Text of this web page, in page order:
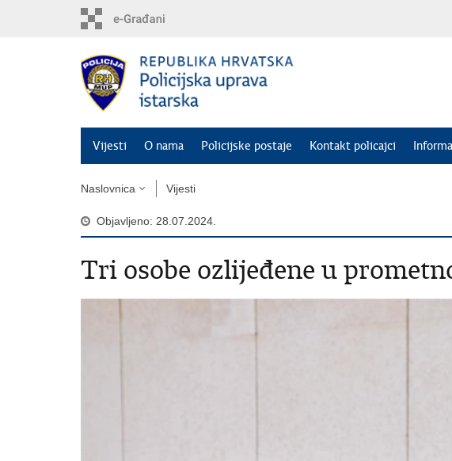
Vijesti O nama Policijske postaje Kontakt policajci
Naslovnica Vijesti
Objavljeno: 28.07.2024.
Tri osobe ozlijeđene u